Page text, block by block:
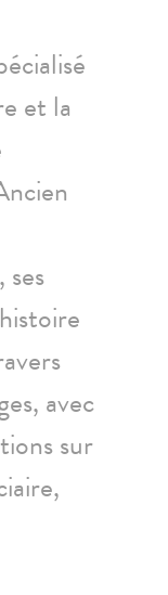
et la
avec
sur